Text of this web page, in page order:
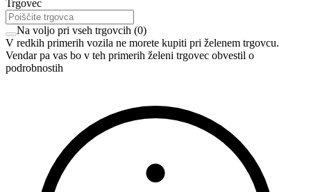
Trgovec
Na voljo pri vseh trgovcih (0)
V redkih primerih vozila ne morete kupiti pri želenem trgovcu.
Vendar pa vas bo v teh primerih želeni trgovec obvestil o
podrobnostih